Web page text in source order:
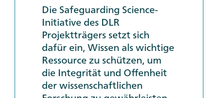
DieSafeguarding Science-
Initiative des DLR
Projektträgers setzt sich
dafür ein, Wissen als wichtige
Ressource zu schützen, um
die Integrität und Offenheit
der wissenschaftlichen